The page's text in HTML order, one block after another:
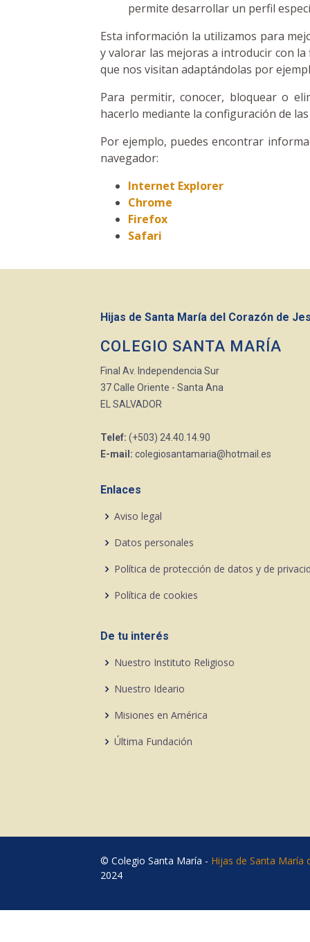
permite desarrollar un perfil
Esta información la utilizamos para
y valorar las mejoras a introducir con
que nos visitan adaptándolas por
Para permitir, conocer, bloquear o
hacerlo mediante la configuración de
Por ejemplo, puedes encontrar
navegador:
Internet Explorer
Chrome
Firefox
Safari
Hijas de Santa María del Corazón de
COLEGIO SANTA MARÍA
Final Av. Independencia Sur
37 Calle Oriente - Santa Ana
EL SALVADOR
Telef: (+503) 24.40.14.90
E-mail: colegiosantamaria@hotmail.es
Enlaces
Aviso legal
Datos personales
Política de protección de datos y de
Política de cookies
De tu interés
Nuestro Instituto Religioso
Nuestro Ideario
Misiones en América
Última Fundación
© Colegio Santa María - Hijas de Santa María
2024